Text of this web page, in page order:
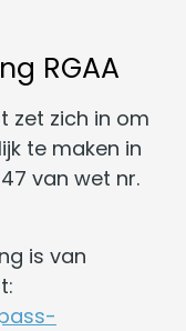
RGAA
zet zich in om
te maken in
van wet nr.
is van